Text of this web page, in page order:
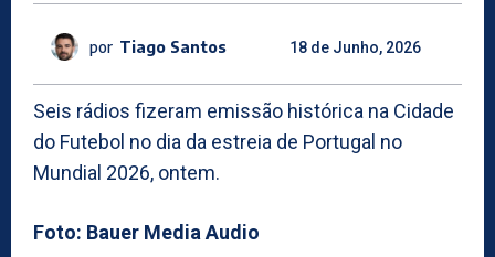
por Tiago Santos 18 de Junho, 2026
Seis rádios fizeram emissão histórica na Cidade
do Futebol no dia da estreia de Portugal no
Mundial 2026, ontem.
Foto: Bauer Media Audio